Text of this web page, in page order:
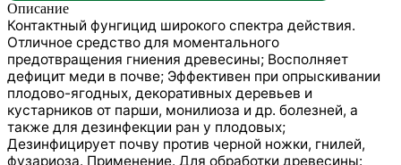
Описание
Контактный фунгицид широкого спектра действия.
Отличное средство для моментального
предотвращения гниения древесины; Восполняет
дефицит меди в почве; Эффективен при опрыскивании
плодово-ягодных, декоративных деревьев и
кустарников от парши, монилиоза и др. болезней, а
также для дезинфекции ран у плодовых;
Дезинфицирует почву против черной ножки, гнилей,
фузариоза. Применение. Для обработки древесины: